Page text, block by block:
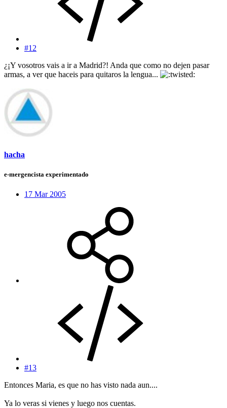
#12
¿¡Y vosotros vais a ir a Madrid?! Anda que como no dejen pasar
armas, a ver que haceis para quitaros la lengua...
hacha
e-mergencista experimentado
17 Mar 2005
#13
Entonces Maria, es que no has visto nada aun....
Ya lo veras si vienes y luego nos cuentas.